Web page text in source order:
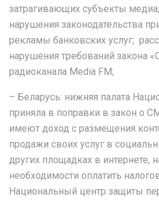
затрагивающих субъекты
нарушения законодательства
рекламы банковских услуг;
нарушения требований закона
радиоканала Media FM;
– Беларусь: нижняя палата
приняла в поправки в закон о
имеют доход с размещения
продажи своих услуг в
других площадках в интернете,
необходимости оплатить
Национальный центр защиты